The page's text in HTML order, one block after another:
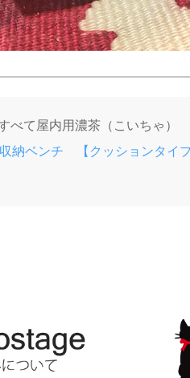
べて屋内用濃茶（こいちゃ）
納ベンチ 【クッションタイ